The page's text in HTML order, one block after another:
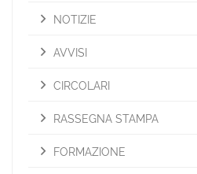
NOTIZIE
AVVISI
CIRCOLARI
RASSEGNA STAMPA
FORMAZIONE